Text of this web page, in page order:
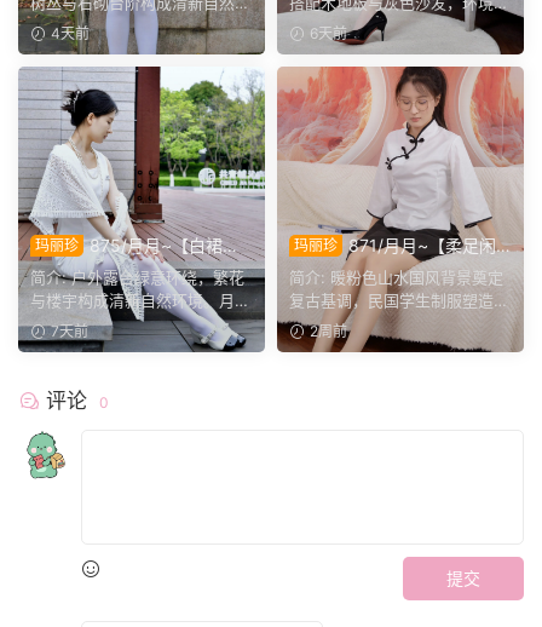
姿。
境。兔兔身着白调小香...
4天前
净素雅。小玉身着学院...
6天前
玛丽珍 875/月月~【白裙初
夏】露台白裙遇春风，足间雅
致，书写温柔午后光景。
简介: 户外露台绿意环绕，繁花
与楼宇构成清新自然环境。月月
身着白色修身连衣裙，...
7天前
玛丽珍 871/月月~【柔足闲
叙】民国学子装束，静坐脱
履，轻揉足尖尽享悠然时光。
简介: 暖粉色山水国风背景奠定
复古基调，民国学生制服塑造经
典美学。重点捕捉玛丽...
2周前
评论 0
提交